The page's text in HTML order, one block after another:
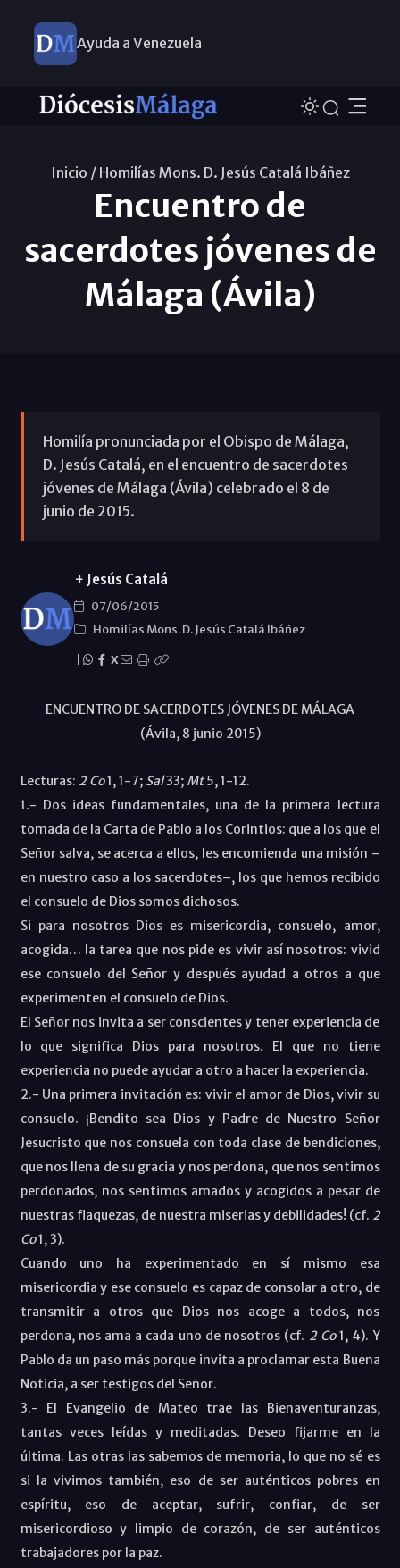
Ayuda a Venezuela
Inicio / Homilías Mons. D. Jesús Catalá Ibáñez
Encuentro de
sacerdotes jóvenes de
Málaga (Ávila)
Homilía pronunciada por el Obispo de Málaga,
D. Jesús Catalá, en el encuentro de sacerdotes
jóvenes de Málaga (Ávila) celebrado el 8 de
junio de 2015.
+ Jesús Catalá
07/06/2015
Homilías Mons. D. Jesús Catalá Ibáñez
X
ENCUENTRO DE SACERDOTES JÓVENES DE MÁLAGA
(Ávila, 8 junio 2015)
Lecturas: 2Co1, 1-7; Sal33; Mt5, 1-12.
1.- Dos ideas fundamentales, una de la primera lectura
tomada de la Carta de Pablo a los Corintios: que a los que el
Señor salva, se acerca a ellos, les encomienda una misión –
en nuestro caso a los sacerdotes–, los que hemos recibido
el consuelo de Dios somos dichosos.
Si para nosotros Dios es misericordia, consuelo, amor,
acogida… la tarea que nos pide es vivir así nosotros: vivid
ese consuelo del Señor y después ayudad a otros a que
experimenten el consuelo de Dios.
El Señor nos invita a ser conscientes y tener experiencia de
lo que significa Dios para nosotros. El que no tiene
experiencia no puede ayudar a otro a hacer la experiencia.
2.- Una primera invitación es: vivir el amor de Dios, vivir su
consuelo. ¡Bendito sea Dios y Padre de Nuestro Señor
Jesucristo que nos consuela con toda clase de bendiciones,
que nos llena de su gracia y nos perdona, que nos sentimos
perdonados, nos sentimos amados y acogidos a pesar de
nuestras flaquezas, de nuestra miserias y debilidades! (cf. 2
Co1, 3).
Cuando uno ha experimentado en sí mismo esa
misericordia y ese consuelo es capaz de consolar a otro, de
transmitir a otros que Dios nos acoge a todos, nos
perdona, nos ama a cada uno de nosotros (cf. 2 Co1, 4). Y
Pablo da un paso más porque invita a proclamar esta Buena
Noticia, a ser testigos del Señor.
3.- El Evangelio de Mateo trae las Bienaventuranzas,
tantas veces leídas y meditadas. Deseo fijarme en la
última. Las otras las sabemos de memoria, lo que no sé es
si la vivimos también, eso de ser auténticos pobres en
espíritu, eso de aceptar, sufrir, confiar, de ser
misericordioso y limpio de corazón, de ser auténticos
trabajadores por la paz.